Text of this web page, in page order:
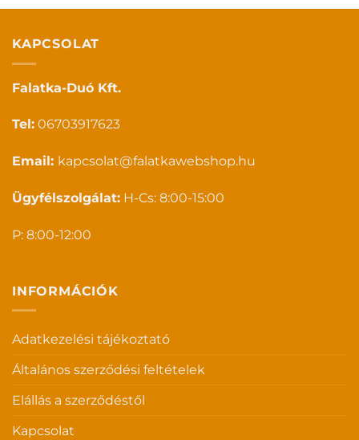
KAPCSOLAT
Falatka-Duó Kft.
Tel: 06703917623
Email: kapcsolat@falatkawebshop.hu
Ügyfélszolgálat: H-Cs: 8:00-15:00
P: 8:00-12:00
INFORMÁCIÓK
Adatkezelési tájékoztató
Általános szerződési feltételek
Elállás a szerződéstől
Kapcsolat